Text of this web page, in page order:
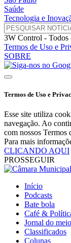
Saúde
Tecnologia e
3W Control - Todos
Termos de Uso e
SOBRE
Termos de Uso e
Esse site utiliza
navegação. Ao
com nossos Termos
Para mais
CLICANDO AQUI
PROSSEGUIR
Início
Podcasts
Bate bola
Café &
Jornal do
Classificados
Colunas